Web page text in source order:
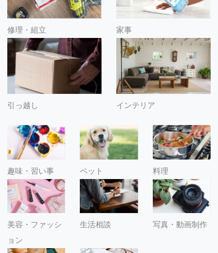
修理・組立 家事
引っ越し インテリア
趣味・習い事 ペット 料理
美容・ファッシ
ョン
生活相談 写真・動画制作